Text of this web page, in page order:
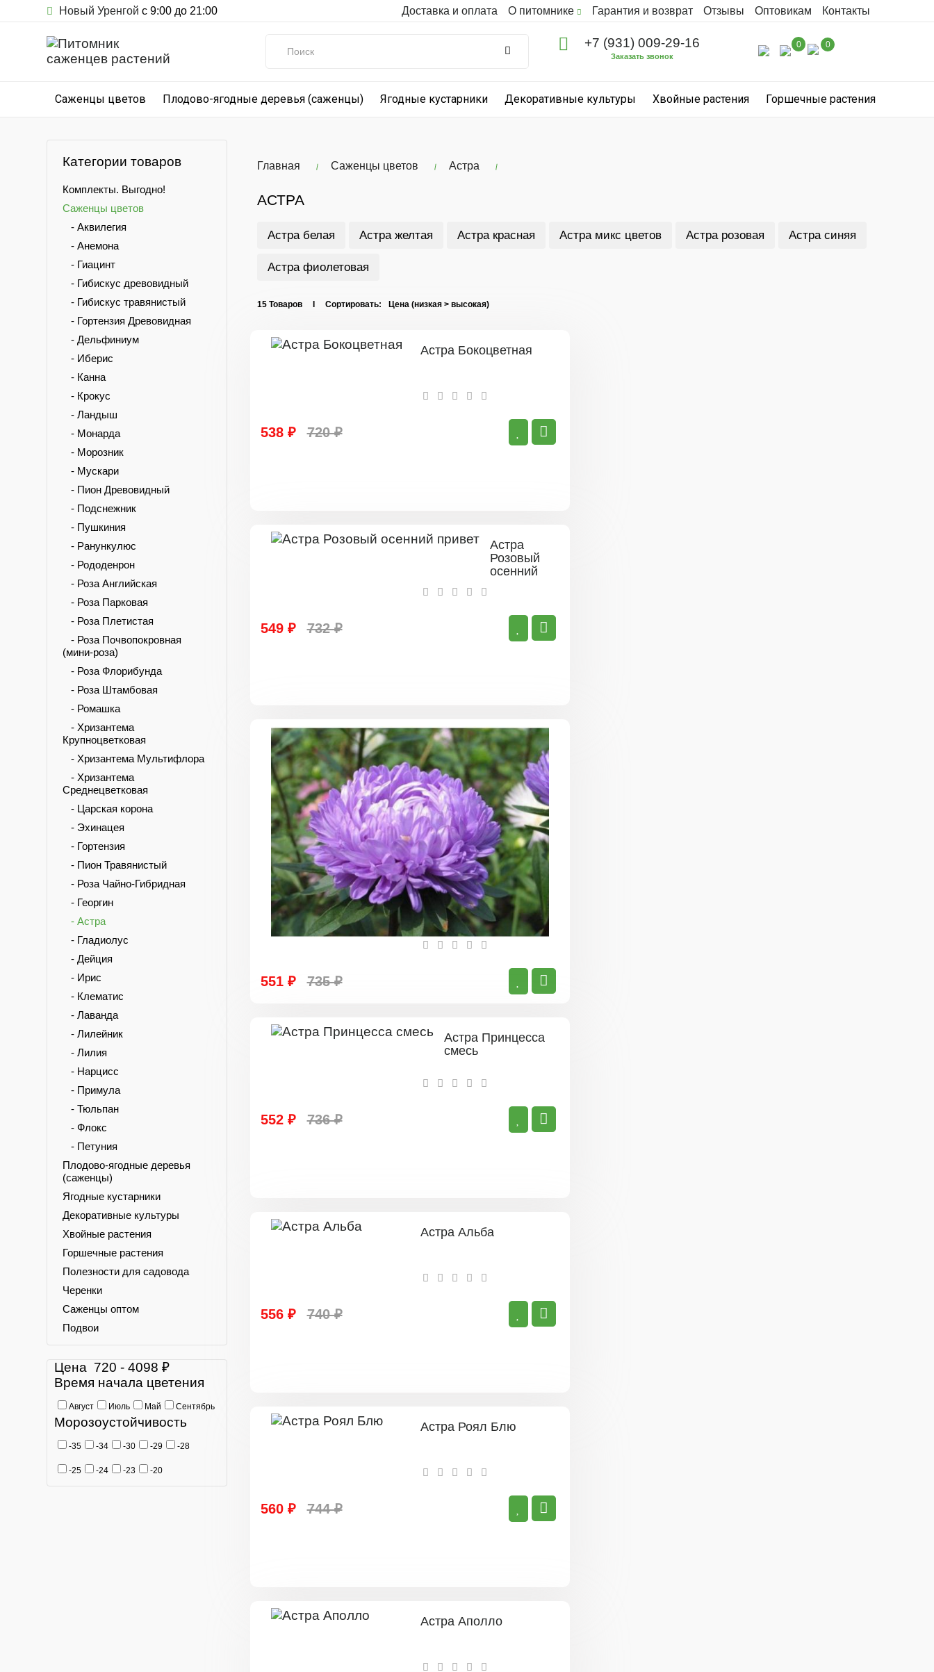
Новый Уренгой с 9:00 до 21:00 Доставка и оплата О питомнике Гарантия и возврат Отзывы Оптовикам Контакты
+7 (931) 009-29-16
Заказать звонок
0 0
Саженцы цветов Плодово-ягодные деревья (саженцы) Ягодные кустарники Декоративные культуры Хвойные растения Горшечные растения
Категории товаров
Комплекты. Выгодно!
Саженцы цветов
- Аквилегия
- Анемона
- Гиацинт
- Гибискус древовидный
- Гибискус травянистый
- Гортензия Древовидная
- Дельфиниум
- Иберис
- Канна
- Крокус
- Ландыш
- Монарда
- Морозник
- Мускари
- Пион Древовидный
- Подснежник
- Пушкиния
- Ранункулюс
- Рододенрон
- Роза Английская
- Роза Парковая
- Роза Плетистая
- Роза Почвопокровная
(мини-роза)
- Роза Флорибунда
- Роза Штамбовая
- Ромашка
- Хризантема
Крупноцветковая
- Хризантема Мультифлора
- Хризантема
Среднецветковая
- Царская корона
- Эхинацея
- Гортензия
- Пион Травянистый
- Роза Чайно-Гибридная
- Георгин
- Астра
- Гладиолус
- Дейция
- Ирис
- Клематис
- Лаванда
- Лилейник
- Лилия
- Нарцисс
- Примула
- Тюльпан
- Флокс
- Петуния
Плодово-ягодные деревья
(саженцы)
Ягодные кустарники
Декоративные культуры
Хвойные растения
Горшечные растения
Полезности для садовода
Черенки
Саженцы оптом
Подвои
Цена 720 - 4098 ₽
Время начала цветения
Август Июль Май Сентябрь
Морозоустойчивость
-35 -34 -30 -29 -28
-25 -24 -23 -20
Главная Саженцы цветов Астра
АСТРА
Астра белая Астра желтая Астра красная Астра микс цветов Астра розовая Астра синяя
Астра фиолетовая
15 Товаров I Сортировать:
Астра Бокоцветная
538 ₽ 720 ₽
Астра
Розовый
осенний
549 ₽ 732 ₽
551 ₽ 735 ₽
Астра Принцесса
смесь
552 ₽ 736 ₽
Астра Альба
556 ₽ 740 ₽
Астра Роял Блю
560 ₽ 744 ₽
Астра Аполло